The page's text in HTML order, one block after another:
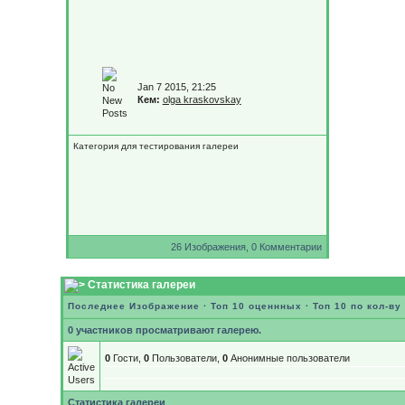
Jan 7 2015, 21:25
Кем: olga kraskovskay
Категория для тестирования галереи
26 Изображения, 0 Комментарии
Статистика галереи
Последнее Изображение ·Топ 10 оценнных ·Топ 10 по кол-ву
0 участников просматривают галерею.
0 Гости,0 Пользователи,0 Анонимные пользователи
Статистика галереи